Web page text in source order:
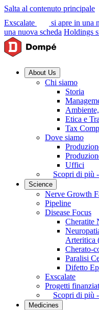
Salta al contenuto principale
Exscalate
si apre in una
una nuova scheda Holdings
About Us
Chi siamo
Storia
Etica e
Tax
Dove siamo
Uffici
Scopri di più
Science
Nerve Growth
Pipeline
Disease Focus
Cheratite
Cherato-
Paralisi
Difetto
Exscalate
Progetti
Scopri di più
Medicines